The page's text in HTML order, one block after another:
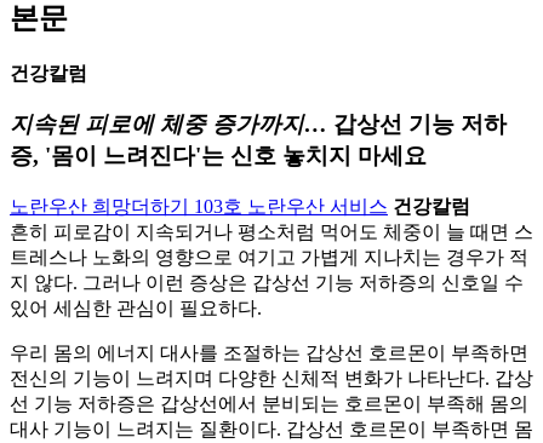
본문
건강칼럼
지속된 피로에 체중 증가까지… 갑상선 기능 저하
증, '몸이 느려진다'는 신호 놓치지 마세요
노란우산 희망더하기 103호 노란우산 서비스 건강칼럼
흔히 피로감이 지속되거나 평소처럼 먹어도 체중이 늘 때면 스
트레스나 노화의 영향으로 여기고 가볍게 지나치는 경우가 적
지 않다. 그러나 이런 증상은 갑상선 기능 저하증의 신호일 수
있어 세심한 관심이 필요하다.
우리 몸의 에너지 대사를 조절하는 갑상선 호르몬이 부족하면
전신의 기능이 느려지며 다양한 신체적 변화가 나타난다. 갑상
선 기능 저하증은 갑상선에서 분비되는 호르몬이 부족해 몸의
대사 기능이 느려지는 질환이다. 갑상선 호르몬이 부족하면 몸